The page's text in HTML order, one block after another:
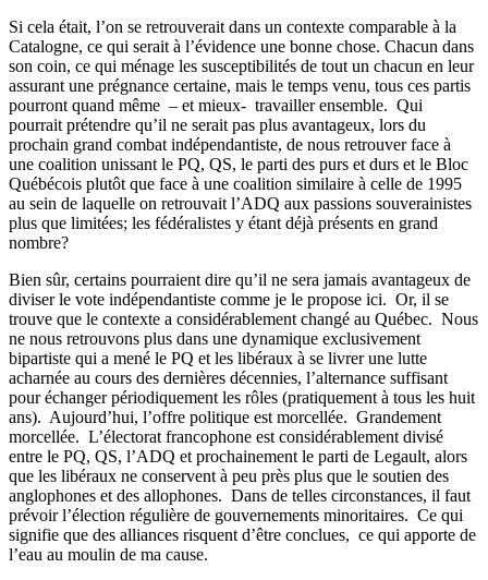
Si cela était, l’on se retrouverait dans un contexte comparable à la
Catalogne, ce qui serait à l’évidence une bonne chose. Chacun dans
son coin, ce qui ménage les susceptibilités de tout un chacun en leur
assurant une prégnance certaine, mais le temps venu, tous ces partis
pourront quand même – et mieux- travailler ensemble. Qui
pourrait prétendre qu’il ne serait pas plus avantageux, lors du
prochain grand combat indépendantiste, de nous retrouver face à
une coalition unissant le PQ, QS, le parti des purs et durs et le Bloc
Québécois plutôt que face à une coalition similaire à celle de 1995
au sein de laquelle on retrouvait l’ADQ aux passions souverainistes
plus que limitées; les fédéralistes y étant déjà présents en grand
nombre?
Bien sûr, certains pourraient dire qu’il ne sera jamais avantageux de
diviser le vote indépendantiste comme je le propose ici. Or, il se
trouve que le contexte a considérablement changé au Québec. Nous
ne nous retrouvons plus dans une dynamique exclusivement
bipartiste qui a mené le PQ et les libéraux à se livrer une lutte
acharnée au cours des dernières décennies, l’alternance suffisant
pour échanger périodiquement les rôles (pratiquement à tous les huit
ans). Aujourd’hui, l’offre politique est morcellée. Grandement
morcellée. L’électorat francophone est considérablement divisé
entre le PQ, QS, l’ADQ et prochainement le parti de Legault, alors
que les libéraux ne conservent à peu près plus que le soutien des
anglophones et des allophones. Dans de telles circonstances, il faut
prévoir l’élection régulière de gouvernements minoritaires. Ce qui
signifie que des alliances risquent d’être conclues, ce qui apporte de
l’eau au moulin de ma cause.